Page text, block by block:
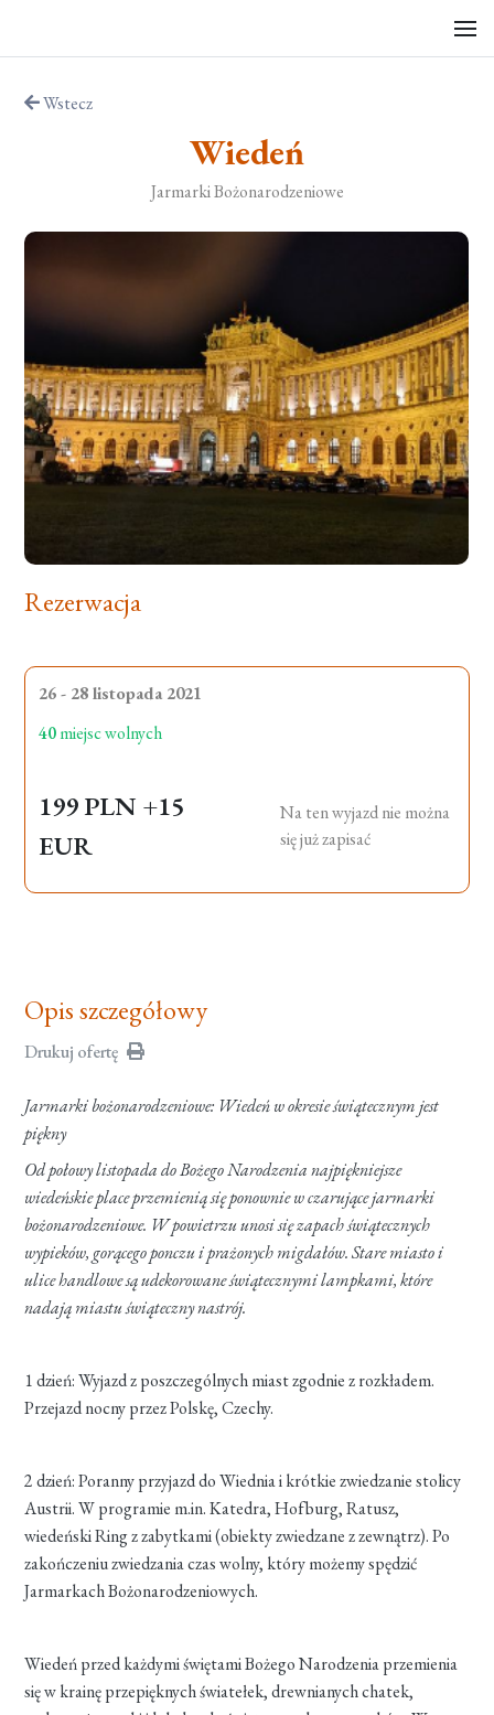
Wstecz
Wiedeń
Jarmarki Bożonarodzeniowe
Rezerwacja
26 - 28 listopada 2021
40miejsc wolnych
199 PLN +15
EUR
Na ten wyjazd nie można
się już zapisać
Opis szczegółowy
Drukuj ofertę
Jarmarki bożonarodzeniowe: Wiedeń w okresie świątecznym jest
piękny
Od połowy listopada do Bożego Narodzenia najpiękniejsze
wiedeńskie place przemienią się ponownie w czarujące jarmarki
bożonarodzeniowe. W powietrzu unosi się zapach świątecznych
wypieków, gorącego ponczu i prażonych migdałów. Stare miasto i
ulice handlowe są udekorowane świątecznymi lampkami, które
nadają miastu świąteczny nastrój.
1 dzień: Wyjazd z poszczególnych miast zgodnie z rozkładem.
Przejazd nocny przez Polskę, Czechy.
2 dzień: Poranny przyjazd do Wiednia i krótkie zwiedzanie stolicy
Austrii. W programie m.in. Katedra, Hofburg, Ratusz,
wiedeński Ring z zabytkami (obiekty zwiedzane z zewnątrz). Po
zakończeniu zwiedzania czas wolny, który możemy spędzić
Jarmarkach Bożonarodzeniowych.
Wiedeń przed każdymi świętami Bożego Narodzenia przemienia
się w krainę przepięknych światełek, drewnianych chatek,